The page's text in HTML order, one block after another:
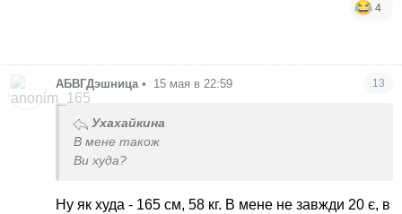
4
АБВГДэшница • 15 мая в 22:59 13
Ухахайкина
В мене також
Ви худа?
Ну як худа - 165 см, 58 кг. В мене не завжди 20 є, в